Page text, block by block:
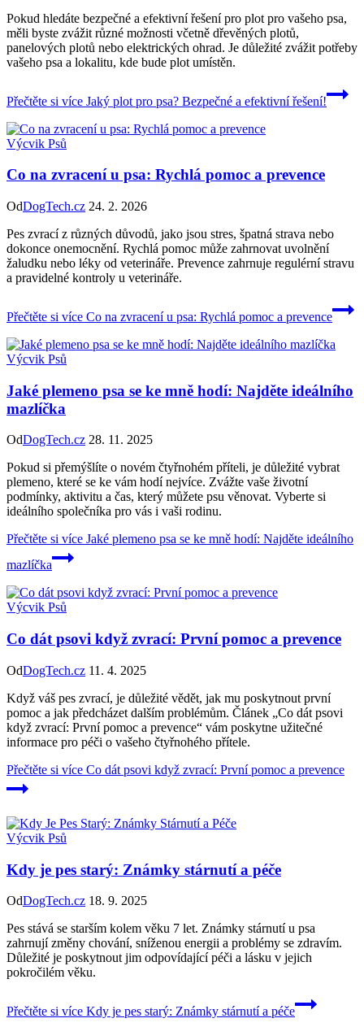
Pokud hledáte bezpečné a efektivní řešení pro plot pro vašeho psa,
měli byste zvážit různé možnosti včetně dřevěných plotů,
panelových plotů nebo elektrických ohrad. Je důležité zvážit potřeby
vašeho psa a lokalitu, kde bude plot umístěn.
Přečtěte si více Jaký plot pro psa? Bezpečné a efektivní řešení!
Výcvik Psů
Co na zvracení u psa: Rychlá pomoc a prevence
OdDogTech.cz 24. 2. 2026
Pes zvrací z různých důvodů, jako jsou stres, špatná strava nebo
dokonce onemocnění. Rychlá pomoc může zahrnovat uvolnění
žaludku nebo léky od veterináře. Prevence zahrnuje regulérní stravu
a pravidelné kontroly u veterináře.
Přečtěte si více Co na zvracení u psa: Rychlá pomoc a prevence
Výcvik Psů
Jaké plemeno psa se ke mně hodí: Najděte ideálního
mazlíčka
OdDogTech.cz 28. 11. 2025
Pokud si přemýšlíte o novém čtyřnohém příteli, je důležité vybrat
plemeno, které se ke vám hodí nejvíce. Zvážte vaše životní
podmínky, aktivitu a čas, který můžete psu věnovat. Vyberte si
ideálního společníka pro vás i vaši rodinu.
Přečtěte si více Jaké plemeno psa se ke mně hodí: Najděte ideálního
mazlíčka
Výcvik Psů
Co dát psovi když zvrací: První pomoc a prevence
OdDogTech.cz 11. 4. 2025
Když váš pes zvrací, je důležité vědět, jak mu poskytnout první
pomoc a jak předcházet dalším problémům. Článek „Co dát psovi
když zvrací: První pomoc a prevence“ vám poskytne užitečné
informace pro péči o vašeho čtyřnohého přítele.
Přečtěte si více Co dát psovi když zvrací: První pomoc a prevence
Výcvik Psů
Kdy je pes starý: Známky stárnutí a péče
OdDogTech.cz 18. 9. 2025
Pes stává se starším kolem věku 7 let. Známky stárnutí u psa
zahrnují změny chování, sníženou energii a problémy se zdravím.
Důležité je poskytnout jim odpovídající péči a lásku v jejich
pokročilém věku.
Přečtěte si více Kdy je pes starý: Známky stárnutí a péče